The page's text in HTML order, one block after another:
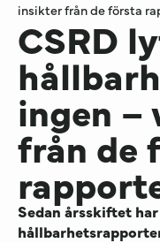
insikter från de första
CSRD
ingen –
från de
Sedan årsskiftet